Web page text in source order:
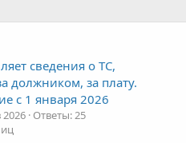
сведения о ТС,
должником, за плату.
с 1 января 2026
2026 Ответы: 25